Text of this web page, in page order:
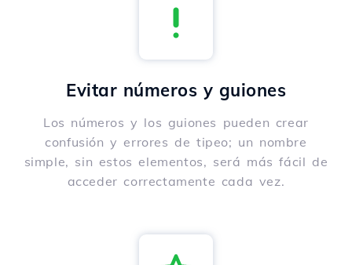
Evitar números y guiones
Los números y los guiones pueden crear
confusión y errores de tipeo; un nombre
simple, sin estos elementos, será más fácil de
acceder correctamente cada vez.